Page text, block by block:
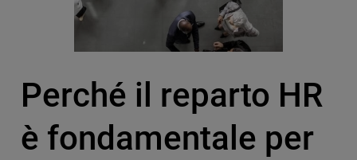
Perché il reparto HR
è fondamentale per